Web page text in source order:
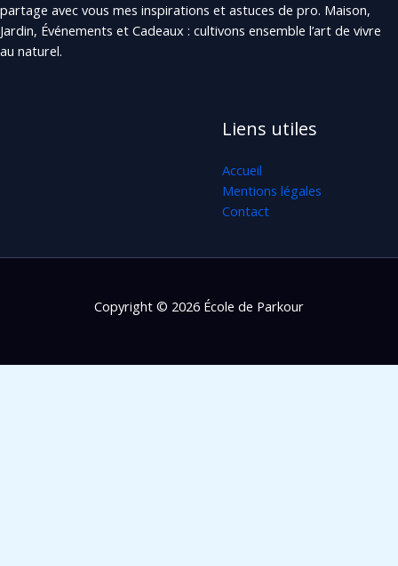
partage avec vous mes inspirations et astuces de pro. Maison,
Jardin, Événements et Cadeaux : cultivons ensemble l’art de vivre
au naturel.
Liens utiles
Accueil
Mentions légales
Contact
Copyright © 2026 École de Parkour